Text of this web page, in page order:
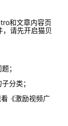
和文章内容页
，请先开启猫贝
；
分类；
《激励视频广